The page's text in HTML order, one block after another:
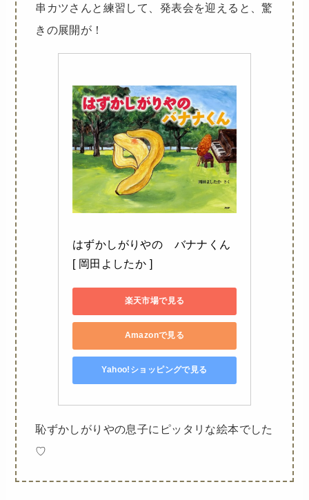
串カツさんと練習して、発表会を迎えると、驚
きの展開が！
はずかしがりやの　バナナくん
[ 岡田よしたか ]
楽天市場で見る
Amazonで見る
Yahoo!ショッピングで見る
恥ずかしがりやの息子にピッタリな絵本でした
♡